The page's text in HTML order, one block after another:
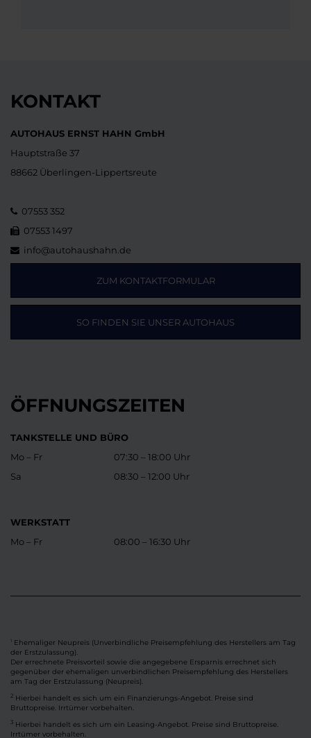
KONTAKT
AUTOHAUS ERNST HAHN GmbH
Hauptstraße 37
88662 Überlingen-Lippertsreute
07553 352
07553 1497
info@autohaushahn.de
ZUM KONTAKTFORMULAR
SO FINDEN SIE UNSER AUTOHAUS
ÖFFNUNGSZEITEN
TANKSTELLE UND BÜRO
Mo – Fr
Sa
07:30 – 18:00 Uhr
08:30 – 12:00 Uhr
WERKSTATT
Mo – Fr
08:00 – 16:30 Uhr
Ehemaliger Neupreis (Unverbindliche Preisempfehlung des Herstellers am Tag
der Erstzulassung).
Der errechnete Preisvorteil sowie die angegebene Ersparnis errechnet sich
gegenüber der ehemaligen unverbindlichen Preisempfehlung des Herstellers
am Tag der Erstzulassung (Neupreis).
2 Hierbei handelt es sich um ein Finanzierungs-Angebot. Preise sind
Bruttopreise. Irrtümer vorbehalten.
3 Hierbei handelt es sich um ein Leasing-Angebot. Preise sind Bruttopreise.
Irrtümer vorbehalten.